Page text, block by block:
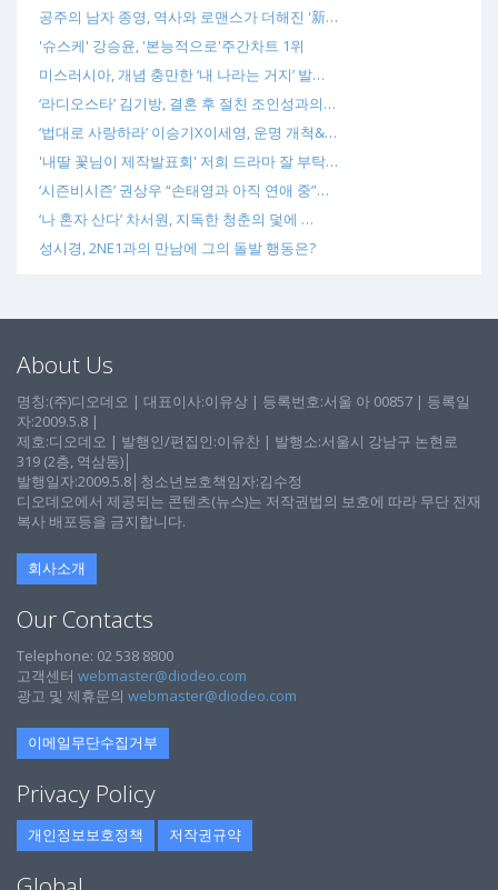
공주의 남자 종영, 역사와 로맨스가 더해진 '新…
'슈스케' 강승윤, '본능적으로'주간차트 1위
미스러시아, 개념 충만한 ‘내 나라는 거지’ 발…
‘라디오스타’ 김기방, 결혼 후 절친 조인성과의…
‘법대로 사랑하라’ 이승기X이세영, 운명 개척&…
'내딸 꽃님이 제작발표회' 저희 드라마 잘 부탁…
‘시즌비시즌’ 권상우 “손태영과 아직 연애 중”…
‘나 혼자 산다’ 차서원, 지독한 청춘의 덫에 …
성시경, 2NE1과의 만남에 그의 돌발 행동은?
About Us
명칭:(주)디오데오 | 대표이사:이유상 | 등록번호:서울 아 00857 | 등록일
자:2009.5.8 |
제호:디오데오 | 발행인/편집인:이유찬 | 발행소:서울시 강남구 논현로
319 (2층, 역삼동)│
발행일자:2009.5.8│청소년보호책임자:김수정
디오데오에서 제공되는 콘텐츠(뉴스)는 저작권법의 보호에 따라 무단 전재
복사 배포등을 금지합니다.
회사소개
Our Contacts
Telephone: 02 538 8800
고객센터 webmaster@diodeo.com
광고 및 제휴문의 webmaster@diodeo.com
이메일무단수집거부
Privacy Policy
개인정보보호정책 저작권규약